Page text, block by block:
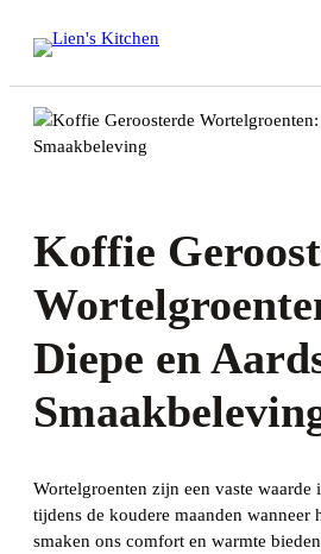
naar
Koffie
Diepe en
Wortelgroenten zijn een vaste waarde
tijdens de koudere maanden wanneer
smaken ons comfort en warmte